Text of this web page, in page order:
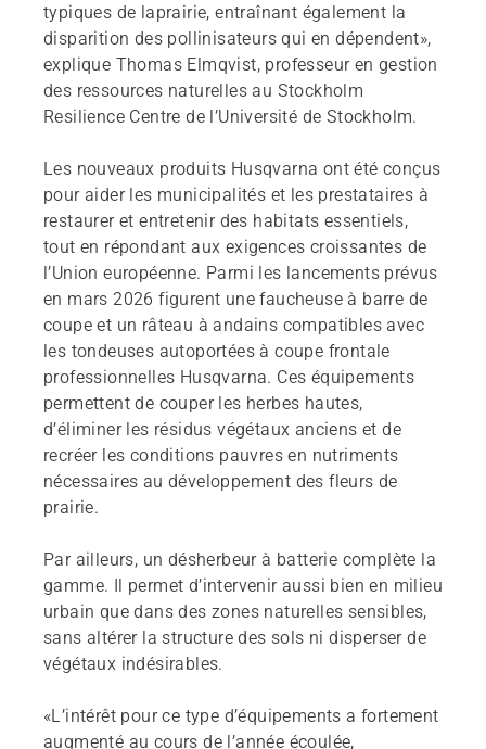
typiques de laprairie, entraînant également la
disparition des pollinisateurs qui en dépendent»,
explique Thomas Elmqvist, professeur en gestion
des ressources naturelles au Stockholm
Resilience Centre de l’Université de Stockholm.
Les nouveaux produits Husqvarna ont été conçus
pour aider les municipalités et les prestataires à
restaurer et entretenir des habitats essentiels,
tout en répondant aux exigences croissantes de
l’Union européenne. Parmi les lancements prévus
en mars 2026 figurent une faucheuse à barre de
coupe et un râteau à andains compatibles avec
les tondeuses autoportées à coupe frontale
professionnelles Husqvarna. Ces équipements
permettent de couper les herbes hautes,
d’éliminer les résidus végétaux anciens et de
recréer les conditions pauvres en nutriments
nécessaires au développement des fleurs de
prairie.
Par ailleurs, un désherbeur à batterie complète la
gamme. Il permet d’intervenir aussi bien en milieu
urbain que dans des zones naturelles sensibles,
sans altérer la structure des sols ni disperser de
végétaux indésirables.
«L’intérêt pour ce type d’équipements a fortement
augmenté au cours de l’année écoulée,